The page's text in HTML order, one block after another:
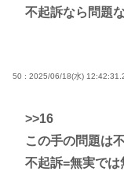
不起訴なら問題
50 : 2025/06/18(水)
>>16
この手の問題は
不起訴=無実では